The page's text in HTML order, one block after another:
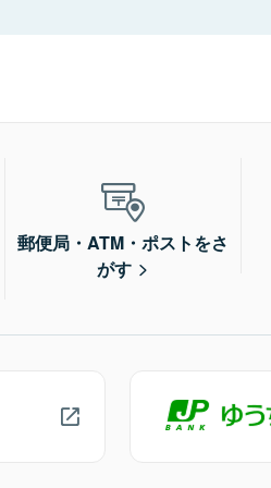
郵便局・ATM・ポストをさ
がす